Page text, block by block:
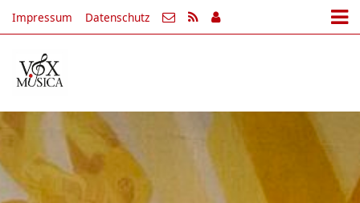
Impressum Datenschutz